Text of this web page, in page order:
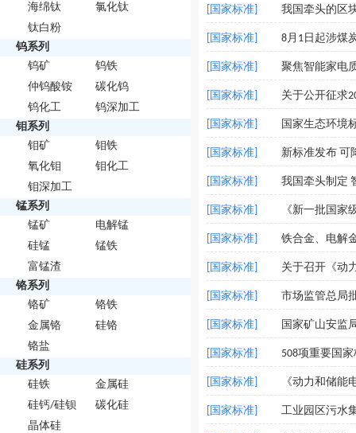
海绵钛
氯化钛
钛白粉
钨系列
钨矿
钨铁
仲钨酸铵
碳化钨
钨化工
钨深加工
钼系列
钼矿
钼铁
氧化钼
钼化工
钼深加工
锰系列
锰矿
电解锰
硅锰
锰铁
富锰渣
铬系列
铬矿
铬铁
金属铬
硅铬
铬盐
硅系列
硅铁
金属硅
硅钙/硅钡
碳化硅
晶体硅
[国家标准] 我国牵头的区
[国家标准] 8月1日起涉煤
[国家标准] 聚焦智能家电
[国家标准]
[国家标准] 国家生态环境
[国家标准] 新标准发布 可
[国家标准] 我国牵头制定
[国家标准] 《新一批国家
[国家标准] 铁合金、电解
[国家标准] 关于召开《动
[国家标准] 市场监管总局
[国家标准] 国家矿山安监
[国家标准] 508项重要国
[国家标准] 《动力和储
[国家标准] 工业园区污水